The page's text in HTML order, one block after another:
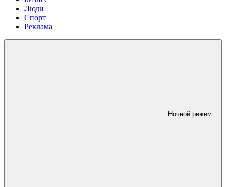
Люди
Спорт
Реклама
Ночной режим